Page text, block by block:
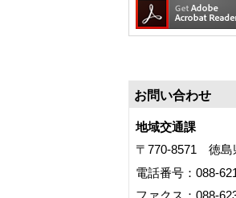
お問い合わせ
地域交通課
〒770-8571 徳島
電話番号：088-